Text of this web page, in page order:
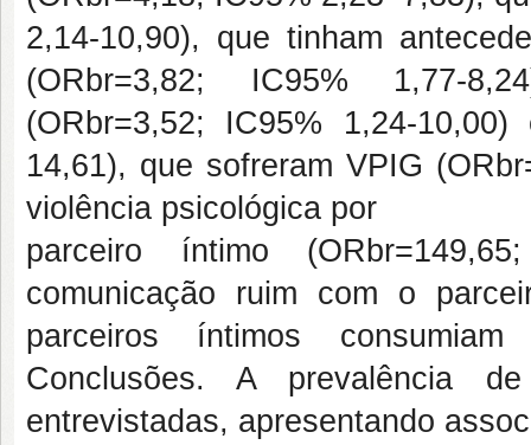
2,14-10,90), que tinham
(ORbr=3,82; IC95% 1,77-
(ORbr=3,52; IC95% 1,24-
14,61), que sofreram VPIG
violência psicológica por
parceiro íntimo
comunicação ruim com o
parceiros íntimos
Conclusões. A prevalência
entrevistadas, apresentando